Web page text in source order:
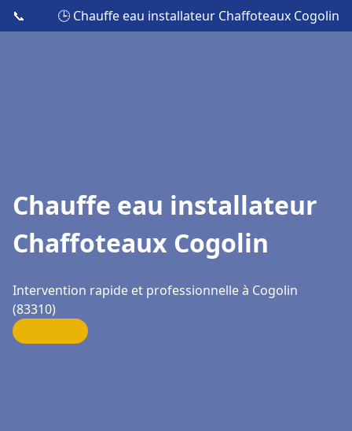
📞 🕒 Chauffe eau installateur Chaffoteaux Cogolin
Chauffe eau installateur
Chaffoteaux Cogolin
Intervention rapide et professionnelle à Cogolin
(83310)